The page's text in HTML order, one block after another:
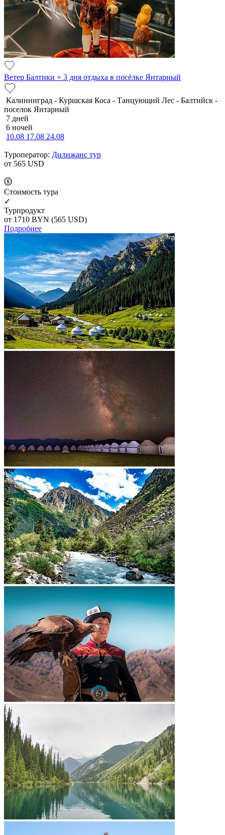
Ветер Балтики + 3 дня отдыха в посёлке Янтарный
Калининград - Куршская Коса - Танцующий Лес - Балтийск -
поселок Янтарный
7 дней
6 ночей
10.08 17.08 24.08
Туроператор: Дилижанс тур
от 565 USD
Cтоимость тура
✓
Турпродукт
от 1710 BYN (565 USD)
Подробнее